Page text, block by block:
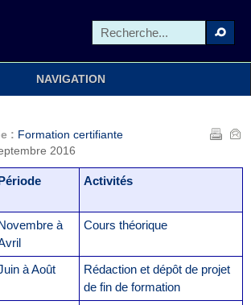
NAVIGATION
: Formation certifiante
2016
Activités
à
Cours théorique
à Août
Rédaction et dépôt de projet
de fin de formation